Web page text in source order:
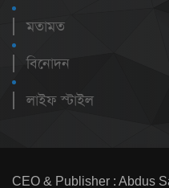
মতামত
বিনোদন
লাইফ স্টাইল
CEO & Publisher : Abdus